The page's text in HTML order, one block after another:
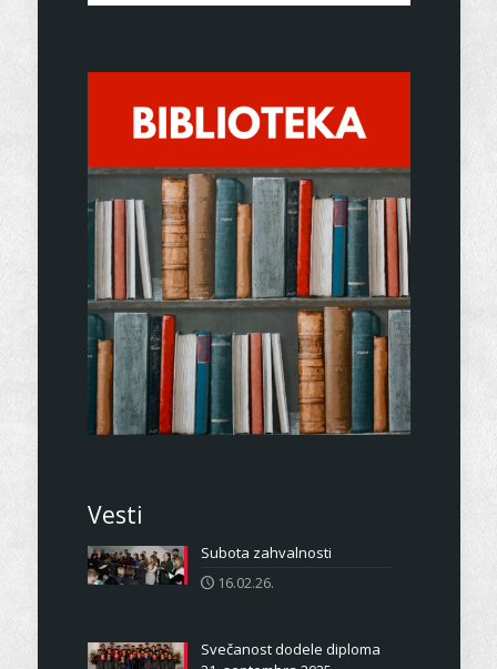
Vesti
Subota zahvalnosti
16.02.26.
Svečanost dodele diploma